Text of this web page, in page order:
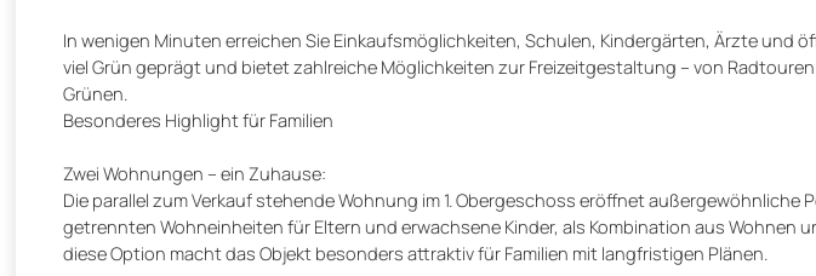
In wenigen Minuten erreichen Sie Einkaufsmöglichkeiten, Schulen, Kindergärten, Ärzte und
viel Grün geprägt und bietet zahlreiche Möglichkeiten zur Freizeitgestaltung – von
Grünen.
Besonderes Highlight für Familien
Zwei Wohnungen – ein Zuhause:
Die parallel zum Verkauf stehende Wohnung im 1. Obergeschoss eröffnet außergewöhnliche
getrennten Wohneinheiten für Eltern und erwachsene Kinder, als Kombination aus Wohnen
diese Option macht das Objekt besonders attraktiv für Familien mit langfristigen Plänen.